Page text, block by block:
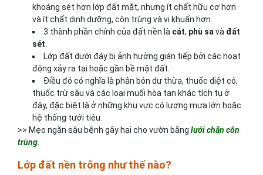
khoáng sét hơn lớp đất mặt, nhưng ít chất hữu cơ hơn
và ít chất dinh dưỡng, côn trùng và vi khuẩn hơn.
3 thành phần chính của đất nền là cát, phù sa và đất
sét
Lớp đất dưới đáy bị ảnh hưởng gián tiếp bởi các hoạt
động xảy ra tại hoặc gần bề mặt đất.
Điều đó có nghĩa là phân bón dư thừa, thuốc diệt cỏ,
thuốc trừ sâu và các loại muối hòa tan khác tích tụ ở
đây, đặc biệt là ở những khu vực có lượng mưa lớn hoặc
hệ thống tưới tiêu.
>> Mẹo ngăn sâu bệnh gây hại cho vườn bằng lưới chắn côn
trùng
Lớp đất nền trông như thế nào?